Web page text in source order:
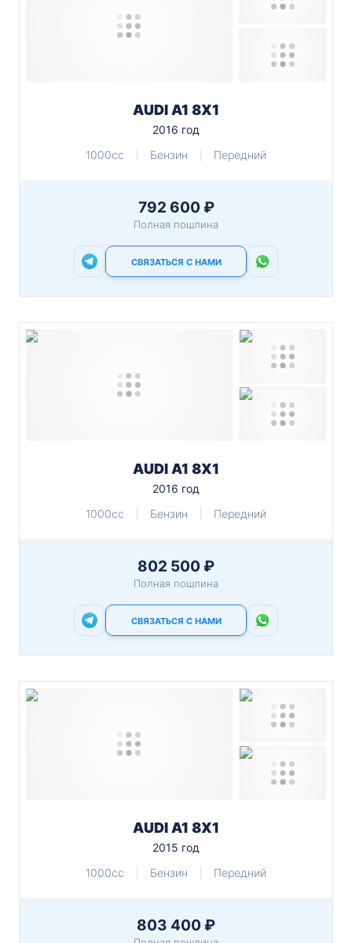
AUDI A1 8X1
2016 год
1000cc
Бензин Передний
792 600 ₽
Полная пошлина
СВЯЗАТЬСЯ С НАМИ
AUDI A1 8X1
2016 год
1000cc
Бензин Передний
802 500 ₽
Полная пошлина
СВЯЗАТЬСЯ С НАМИ
AUDI A1 8X1
2015 год
1000cc
Бензин Передний
803 400 ₽